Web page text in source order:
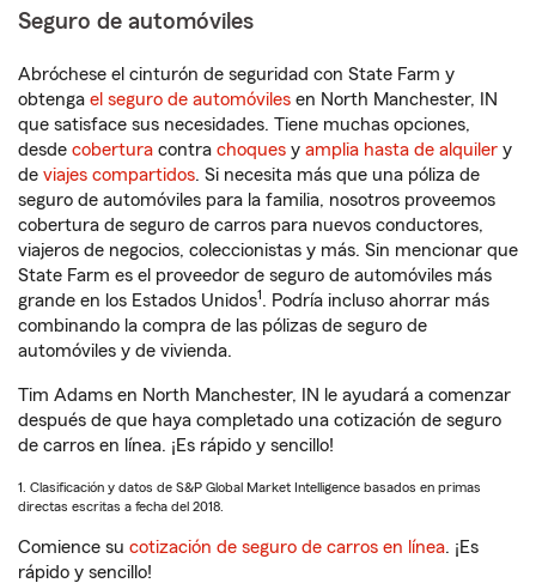
Seguro de automóviles
Abróchese el cinturón de seguridad con State Farm y
obtenga el seguro de automóviles en North Manchester, IN
que satisface sus necesidades. Tiene muchas opciones,
desde cobertura contra choques y amplia hasta de alquiler y
de viajes compartidos. Si necesita más que una póliza de
seguro de automóviles para la familia, nosotros proveemos
cobertura de seguro de carros para nuevos conductores,
viajeros de negocios, coleccionistas y más. Sin mencionar que
State Farm es el proveedor de seguro de automóviles más
grande en los Estados Unidos1. Podría incluso ahorrar más
combinando la compra de las pólizas de seguro de
automóviles y de vivienda.
Tim Adams en North Manchester, IN le ayudará a comenzar
después de que haya completado una cotización de seguro
de carros en línea. ¡Es rápido y sencillo!
1. Clasificación y datos de S&P Global Market Intelligence basados en primas
directas escritas a fecha del 2018.
Comience su cotización de seguro de carros en línea. ¡Es
rápido y sencillo!